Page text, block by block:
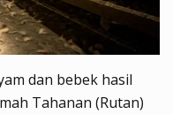
dan bebek hasil
Tahanan (Rutan)